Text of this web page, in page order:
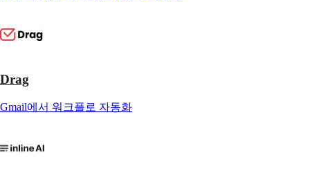
Drag
Gmail에서 워크플로 자동화